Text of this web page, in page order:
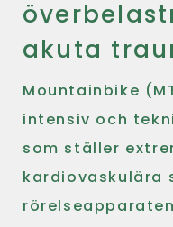
akuta
Mountainbike
intensiv och
som ställer
kardiovaskulära